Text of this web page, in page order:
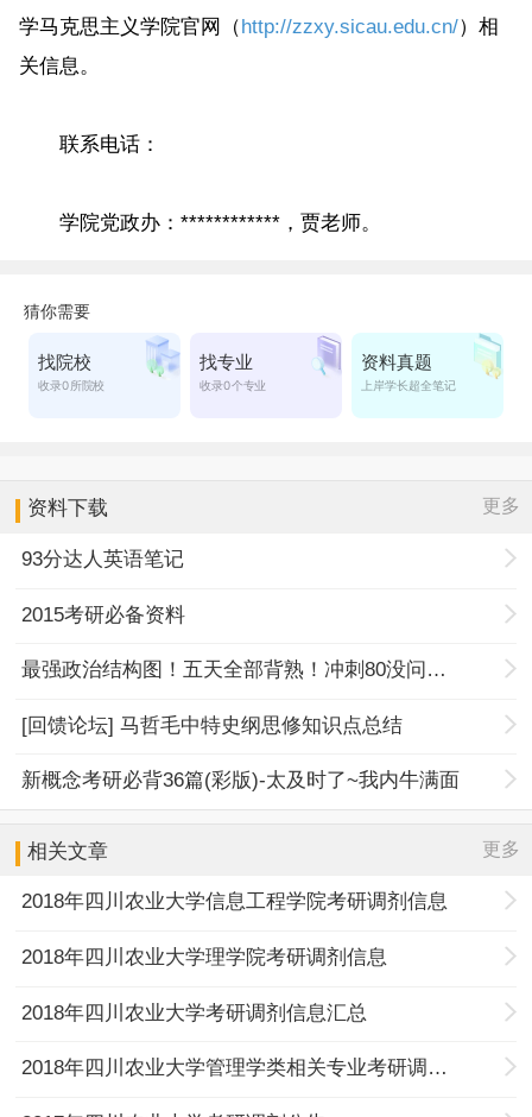
学马克思主义学院官网（http://zzxy.sicau.edu.cn/）相
关信息。
联系电话：
学院党政办：************，贾老师。
资料下载 更多
93分达人英语笔记
2015考研必备资料
最强政治结构图！五天全部背熟！冲刺80没问题！
[回馈论坛] 马哲毛中特史纲思修知识点总结
新概念考研必背36篇(彩版)-太及时了~我内牛满面
相关文章 更多
2018年四川农业大学信息工程学院考研调剂信息
2018年四川农业大学理学院考研调剂信息
2018年四川农业大学考研调剂信息汇总
2018年四川农业大学管理学类相关专业考研调剂信息:旅游管理方向